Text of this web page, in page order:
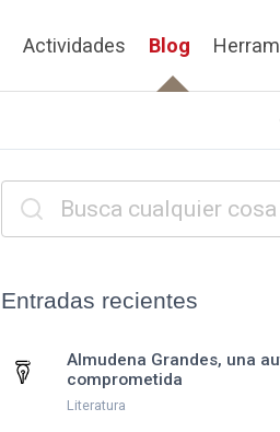
Actividades Blog
Entradas recientes
Almudena Grandes, una
comprometida
Literatura